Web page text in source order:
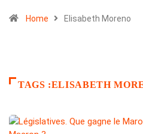
Home Elisabeth Moreno
TAGS :ELISABETH